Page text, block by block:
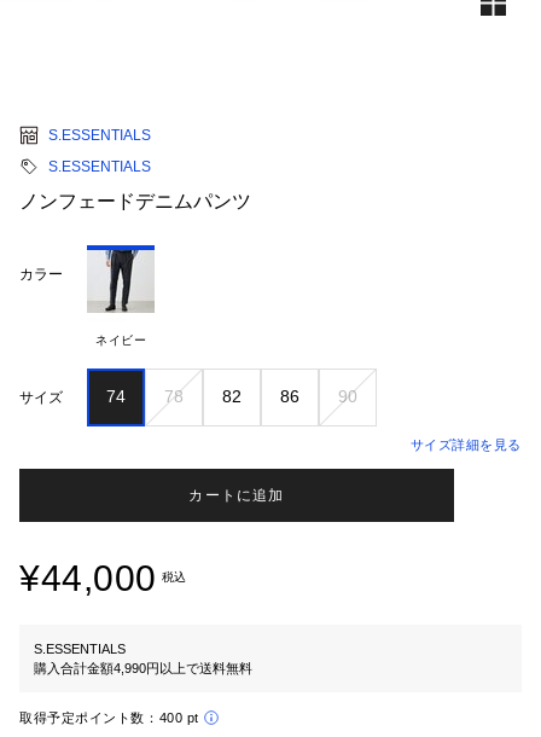
S.ESSENTIALS
S.ESSENTIALS
ノンフェードデニムパンツ
カラー
ネイビー
サイズ 74 78 82 86 90
サイズ詳細を見る
カートに追加
¥44,000 税込
S.ESSENTIALS
購入合計金額4,990円以上で送料無料
取得予定ポイント数： 400 pt